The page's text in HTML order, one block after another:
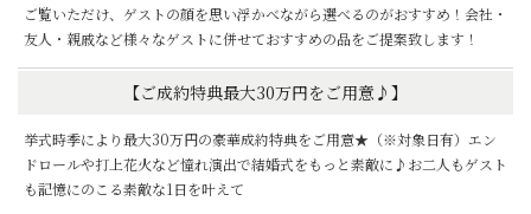
ご覧いただけ、ゲストの顔を思い浮かべながら選べるのがおすすめ！会社・
友人・親戚など様々なゲストに併せておすすめの品をご提案致します！
【ご成約特典最大30万円をご用意♪】
挙式時季により最大30万円の豪華成約特典をご用意★（※対象日有）エン
ドロールや打上花火など憧れ演出で結婚式をもっと素敵に♪お二人もゲスト
も記憶にのこる素敵な1日を叶えて